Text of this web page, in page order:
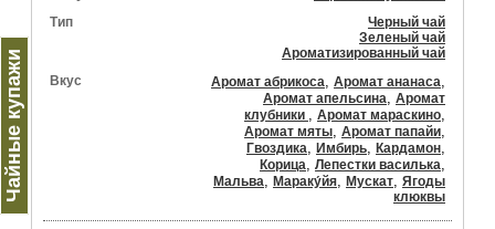
Чайные купажи
Тип
Черный чай
Зеленый чай
Ароматизированный чай
Вкус
Аромат абрикоса, Аромат ананаса,
Аромат апельсина, Аромат
клубники , Аромат мараскино,
Аромат мяты, Аромат папайи,
Гвоздика, Имбирь, Кардамон,
Корица, Лепестки василька,
Мальва, Мараку́йя, Мускат, Ягоды
клюквы